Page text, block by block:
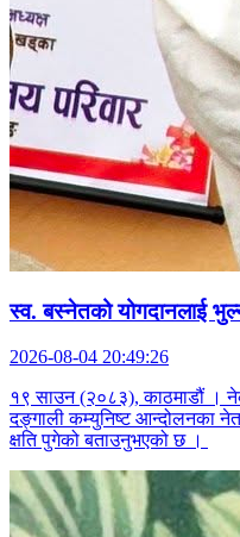
स्व. बस्नेतको योगदानलाई
2026-08-04 20:49:26
१९ साउन (२०८३), काठमाडौं ।
दङ्गाली कम्युनिष्ट आन्दोलनका
क्षति पुगेको बताउनुभएको छ ।